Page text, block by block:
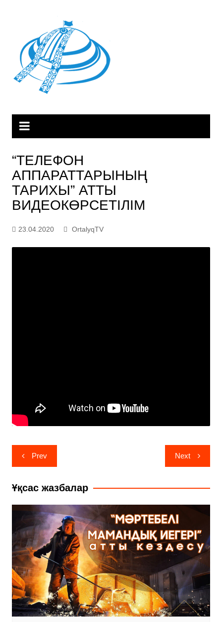
“ТЕЛЕФОН
АППАРАТТАРЫНЫҢ
ТАРИХЫ” АТТЫ
ВИДЕОКӨРСЕТІЛІМ
23.04.2020 OrtalyqTV
Навигация
по
записям
Prev Next
Ұқсас жазбалар